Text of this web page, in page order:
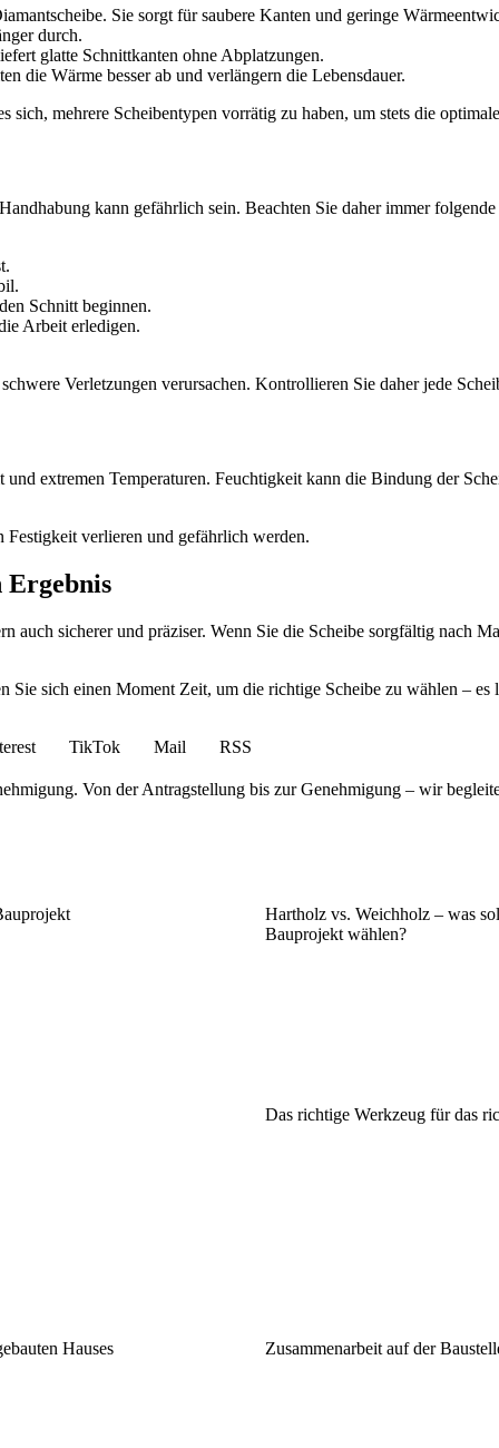
Sie sorgt für saubere Kanten und geringe
durch.
glatte Schnittkanten ohne Abplatzungen.
die Wärme besser ab und verlängern die Lebensdauer.
mehrere Scheibentypen vorrätig zu haben, um stets die
kann gefährlich sein. Beachten Sie daher immer
Schnitt beginnen.
Arbeit erledigen.
Verletzungen verursachen. Kontrollieren Sie daher jede
extremen Temperaturen. Feuchtigkeit kann die Bindung der
Festigkeit verlieren und gefährlich werden.
Ergebnis
auch sicherer und präziser. Wenn Sie die Scheibe sorgfältig nach
Sie sich einen Moment Zeit, um die richtige Scheibe zu wählen – es
TikTok Mail
RSS
Von der Antragstellung bis zur Genehmigung – wir
Hartholz vs. Weichholz – was
Bauprojekt wählen?
Das richtige Werkzeug für das
Hauses Zusammenarbeit auf der